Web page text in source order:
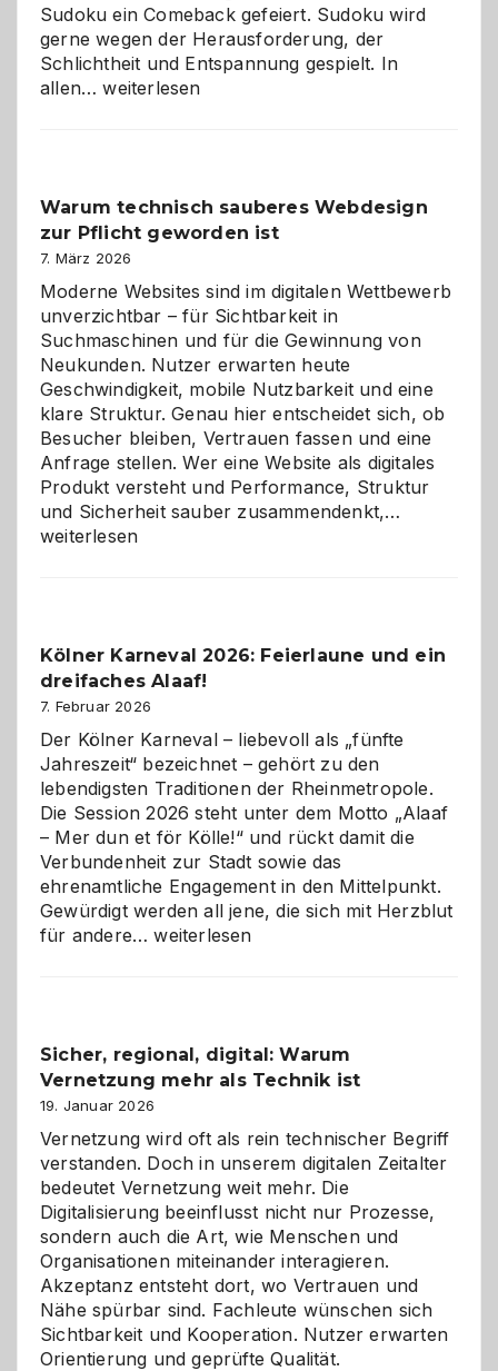
Sudoku ein Comeback gefeiert. Sudoku wird
gerne wegen der Herausforderung, der
Schlichtheit und Entspannung gespielt. In
allen…Sudoku
den
Logikrätseln
weiterlesen
Warum technisch sauberes Webdesign
zur Pflicht geworden ist
7. März 2026
Moderne Websites sind im digitalen Wettbewerb
unverzichtbar – für Sichtbarkeit in
Suchmaschinen und für die Gewinnung von
Neukunden. Nutzer erwarten heute
Geschwindigkeit, mobile Nutzbarkeit und eine
klare Struktur. Genau hier entscheidet sich, ob
Besucher bleiben, Vertrauen fassen und eine
Anfrage stellen. Wer eine Website als digitales
Produkt versteht und Performance, Struktur
und Sicherheit sauber zusammendenkt,…
geworden
weiterlesen
Kölner Karneval 2026: Feierlaune und ein
dreifaches Alaaf!
7. Februar 2026
Der Kölner Karneval – liebevoll als „fünfte
Jahreszeit“ bezeichnet – gehört zu den
lebendigsten Traditionen der Rheinmetropole.
Die Session 2026 steht unter dem Motto „Alaaf
– Mer dun et för Kölle!“ und rückt damit die
Verbundenheit zur Stadt sowie das
ehrenamtliche Engagement in den Mittelpunkt.
Gewürdigt werden all jene, die sich mit Herzblut
für andere…Kölner
ein
dreifaches
Alaaf!
weiterlesen
Sicher, regional, digital: Warum
Vernetzung mehr als Technik ist
19. Januar 2026
Vernetzung wird oft als rein technischer Begriff
verstanden. Doch in unserem digitalen Zeitalter
bedeutet Vernetzung weit mehr. Die
Digitalisierung beeinflusst nicht nur Prozesse,
sondern auch die Art, wie Menschen und
Organisationen miteinander interagieren.
Akzeptanz entsteht dort, wo Vertrauen und
Nähe spürbar sind. Fachleute wünschen sich
Sichtbarkeit und Kooperation. Nutzer erwarten
Orientierung und geprüfte Qualität.